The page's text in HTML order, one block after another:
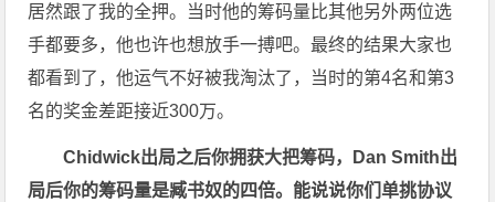
居然跟了我的全押。当时他的筹码量比其他另外两位选
手都要多，他也许也想放手一搏吧。最终的结果大家也
都看到了，他运气不好被我淘汰了，当时的第4名和第3
名的奖金差距接近300万。
Chidwick出局之后你拥获大把筹码，Dan Smith出
局后你的筹码量是臧书奴的四倍。能说说你们单挑协议